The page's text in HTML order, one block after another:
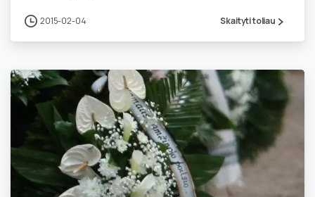
2015-02-04 Skaityti toliau